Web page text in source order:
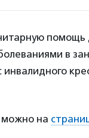
помощь
в
на